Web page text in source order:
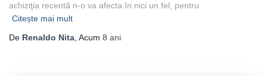
achiziţia recentă n-o va afecta în nici un fel, pentru
Citește mai mult
De Renaldo Nita , Acum 8 ani